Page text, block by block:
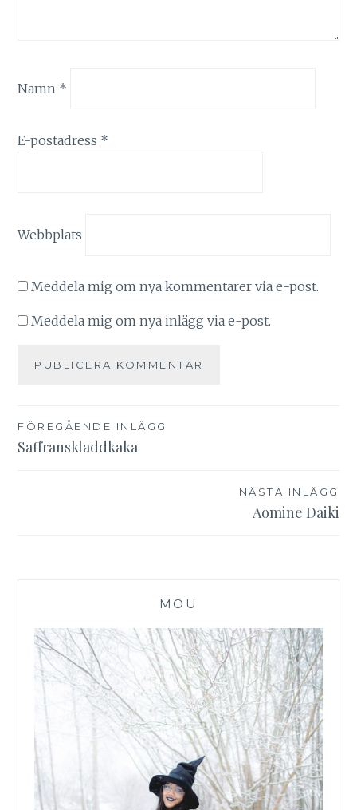
Namn *
E-postadress *
Webbplats
Meddela mig om nya kommentarer via e-post.
Meddela mig om nya inlägg via e-post.
Inläggsnavigering
FÖREGÅENDE INLÄGG
Saffranskladdkaka
NÄSTA INLÄGG
Aomine Daiki
MOU